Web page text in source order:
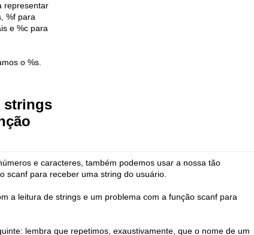
representar
%f para
e %c para
o %s.
strings
e caracteres, também podemos usar a nossa tão
scanf para receber uma string do usuário.
a leitura de strings e um problema com a função scanf para
lembra que repetimos, exaustivamente, que o nome de um